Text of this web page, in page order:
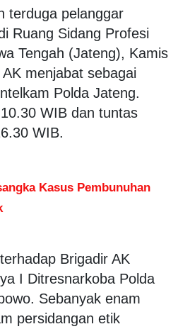
terduga pelanggar
Ruang Sidang Profesi
Tengah (Jateng), Kamis
menjabat sebagai
Polda Jateng.
WIB dan tuntas
WIB.
Kasus Pembunuhan
Brigadir AK
I Ditresnarkoba Polda
Sebanyak enam
persidangan etik